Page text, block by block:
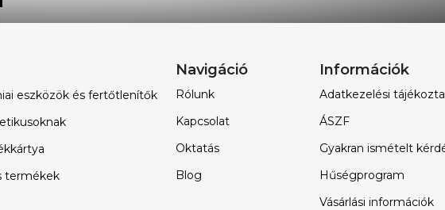
eszközök és fertőtlenítők
termékek
Navigáció
Rólunk
Kapcsolat
Oktatás
Blog
Információk
Adatkezelési
ÁSZF
Gyakran ismételt
Hűségprogram
Vásárlási információk